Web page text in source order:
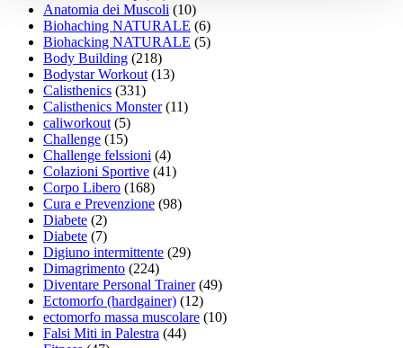
Anatomia dei Muscoli (10)
Biohaching NATURALE (6)
Biohacking NATURALE (5)
Body Building (218)
Bodystar Workout(13)
Calisthenics (331)
Calisthenics Monster(11)
caliworkout(5)
Challenge (15)
Challenge felssioni (4)
Colazioni Sportive (41)
Corpo Libero (168)
Cura e Prevenzione (98)
Diabete (2)
Diabete (7)
Digiuno intermittente (29)
Dimagrimento (224)
Diventare Personal Trainer(49)
Ectomorfo (hardgainer) (12)
ectomorfo massa muscolare (10)
Falsi Miti in Palestra (44)